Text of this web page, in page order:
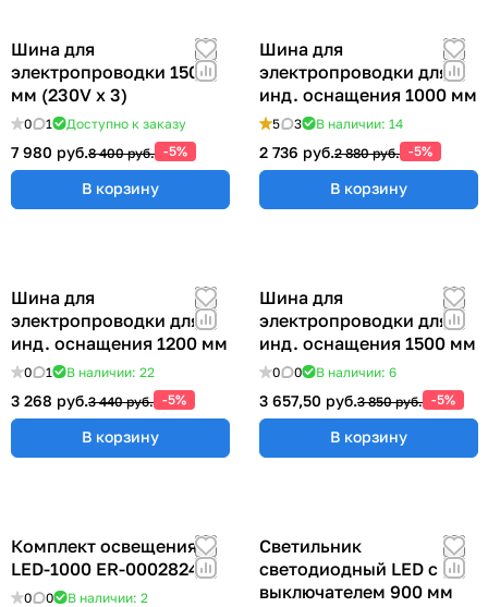
Шина для
электропроводки 1500
мм (230V x 3)
0 1 Доступно к заказу
7 980 руб.8 400 руб. -5%
В корзину
Шина для
электропроводки для
инд. оснащения 1000 мм
5 3 В наличии: 14
2 736 руб.2 880 руб. -5%
В корзину
Шина для
электропроводки для
инд. оснащения 1200 мм
0 1 В наличии: 22
3 268 руб.3 440 руб. -5%
В корзину
Шина для
электропроводки для
инд. оснащения 1500 мм
0 0 В наличии: 6
3 657,50 руб.3 850 руб. -5%
В корзину
Комплект освещения
LED-1000 ER-00028248
0 0 В наличии: 2
Светильник
светодиодный LED с
выключателем 900 мм